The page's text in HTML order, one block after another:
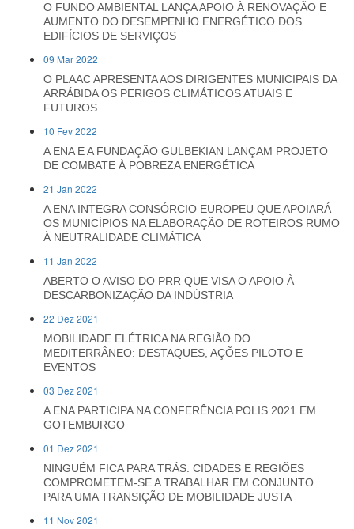
O FUNDO AMBIENTAL LANÇA APOIO À RENOVAÇÃO E
AUMENTO DO DESEMPENHO ENERGÉTICO DOS
EDIFÍCIOS DE SERVIÇOS
09 Mar 2022
O PLAAC APRESENTA AOS DIRIGENTES MUNICIPAIS DA
ARRÁBIDA OS PERIGOS CLIMÁTICOS ATUAIS E
FUTUROS
10 Fev 2022
A ENA E A FUNDAÇÃO GULBEKIAN LANÇAM PROJETO
DE COMBATE À POBREZA ENERGÉTICA
21 Jan 2022
A ENA INTEGRA CONSÓRCIO EUROPEU QUE APOIARÁ
OS MUNICÍPIOS NA ELABORAÇÃO DE ROTEIROS RUMO
À NEUTRALIDADE CLIMÁTICA
11 Jan 2022
ABERTO O AVISO DO PRR QUE VISA O APOIO À
DESCARBONIZAÇÃO DA INDÚSTRIA
22 Dez 2021
MOBILIDADE ELÉTRICA NA REGIÃO DO
MEDITERRÂNEO: DESTAQUES, AÇÕES PILOTO E
EVENTOS
03 Dez 2021
A ENA PARTICIPA NA CONFERÊNCIA POLIS 2021 EM
GOTEMBURGO
01 Dez 2021
NINGUÉM FICA PARA TRÁS: CIDADES E REGIÕES
COMPROMETEM-SE A TRABALHAR EM CONJUNTO
PARA UMA TRANSIÇÃO DE MOBILIDADE JUSTA
11 Nov 2021